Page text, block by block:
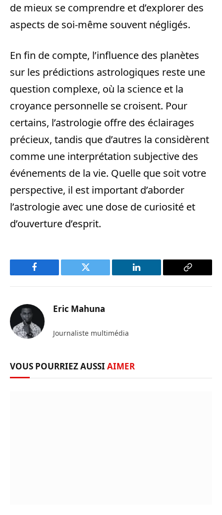
de mieux se comprendre et d’explorer des
aspects de soi-même souvent négligés.
En fin de compte, l’influence des planètes
sur les prédictions astrologiques reste une
question complexe, où la science et la
croyance personnelle se croisent. Pour
certains, l’astrologie offre des éclairages
précieux, tandis que d’autres la considèrent
comme une interprétation subjective des
événements de la vie. Quelle que soit votre
perspective, il est important d’aborder
l’astrologie avec une dose de curiosité et
d’ouverture d’esprit.
Facebook Twitter LinkedIn
Copy
Eric Mahuna
Journaliste multimédia
VOUS POURRIEZ AUSSI AIMER